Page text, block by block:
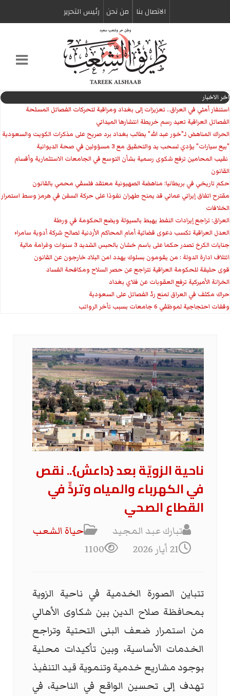
الاتصال بنا من نحن رئیس التحریر
اخر الاخبار
استنفار أمني في العراق.. تعزيزات إلى بغداد ومراقبة لتحركات الفصائل المسلحة
الفصائل العراقية تعيد رسم خريطة انتشارها الميداني
الحراك المناهض لـ"خور عبد الله" يطالب بغداد برد صريح على مذكرات الكويت والسعودية
"بيع سيارات" يؤدي لسحب يد والتحقيق مع 3 مسؤولين في صحة الديوانية
‏ نقيب المحامين ترفع شكوى رسمية بشأن التوسع في الجامعات الاستثمارية وأقسام
القانون
حكم تاريخي في بريطانيا: مناهضة الصهيونية معتقد فلسفي محمي بالقانون
مقترح اتفاق إيراني عماني قد يمنح طهران نفوذا على حركة السفن في هرمز وسط استمرار
الخلافات
العراق: تراجع إيرادات النفط يهبط بالسيولة ويضع الحكومة في ورطة
العدل العراقية تكسب دعوى قضائية أمام المحاكم الأردنية لصالح شركة أدوية سامراء
جنايات الكرخ تصدر حكما على باسم خشان بالحبس الشديد 3 سنوات وغرامة مالية
ائتلاف ادارة الدولة : من يقومون بسلوك يهدد امن البلاد خارجون عن القانون
قوى حليفة للحكومة العراقية تتراجع عن حصر السلاح ومكافحة الفساد
الخزانة الأميركية ترفع العقوبات عن فلاي بغداد
حراك مكثف في العراق لمنع ردّ الفصائل على السعودية
وقفات احتجاجية لموظفي 6 جامعات بسبب تأخر الرواتب
ناحية الزويّة بعد {داعش}.. نقص
في الكهرباء والمياه وتردٍّ في
القطاع الصحي
تبارك عبد المجيد
حياة الشعب
21 أيار 2026
1100
تتباين الصورة الخدمية في ناحية الزوية
بمحافظة صلاح الدين بين شكاوى الأهالي
من استمرار ضعف البنى التحتية وتراجع
الخدمات الأساسية، وبين تأكيدات محلية
بوجود مشاريع خدمية وتنموية قيد التنفيذ
تهدف إلى تحسين الواقع في الناحية، في